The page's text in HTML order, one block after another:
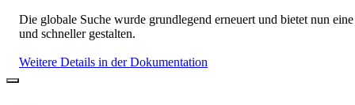
Die globale Suche wurde grundlegend erneuert und bietet nun
und schneller gestalten.
Weitere Details in der Dokumentation